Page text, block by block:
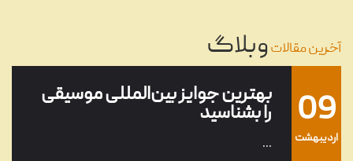
آخرین مقالاتوبلاگ
09
ارديبهشت
بهترین جوایز بین‌المللی موسیقی
را بشناسید
...